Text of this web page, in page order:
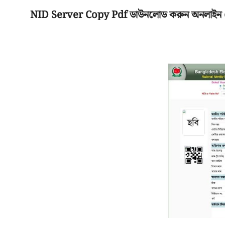
মূলপাতা
NID Server Copy Pdf ডাউনলোড করুন অনলাইন